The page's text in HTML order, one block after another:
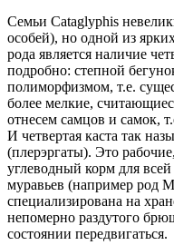
Семьи Cataglyphis
особей), но одной из
рода является наличие
подробно: степной
полиморфизмом, т.е.
более мелкие,
отнесем самцов и самок,
И четвертая каста так
(плерэргаты). Это
углеводный корм для
муравьев (например род
специализирована на
непомерно раздутого
состоянии передвигаться.